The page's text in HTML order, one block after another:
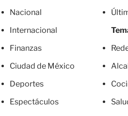
Nacional
Internacional
Finanzas
Ciudad de México
Deportes
Espectáculos